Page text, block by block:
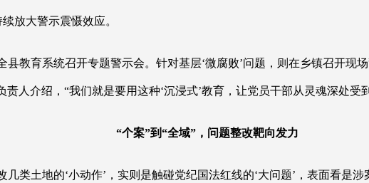
放大警示震慑效应。
县教育系统召开专题警示会。针对基层‘微腐败’问题，则在乡镇召开现
责人介绍，“我们就是要用这种‘沉浸式’教育，让党员干部从灵魂深处
“个案”到“全域”，问题整改靶向发力
类土地的‘小动作’，实则是触碰党纪国法红线的‘大问题’，表面看是